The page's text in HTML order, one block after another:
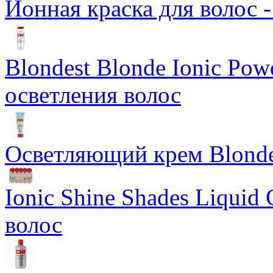
Ионная краска для
Blondest Blonde Ionic
осветления волос
Осветляющий крем
Ionic Shine Shades Liquid
волос